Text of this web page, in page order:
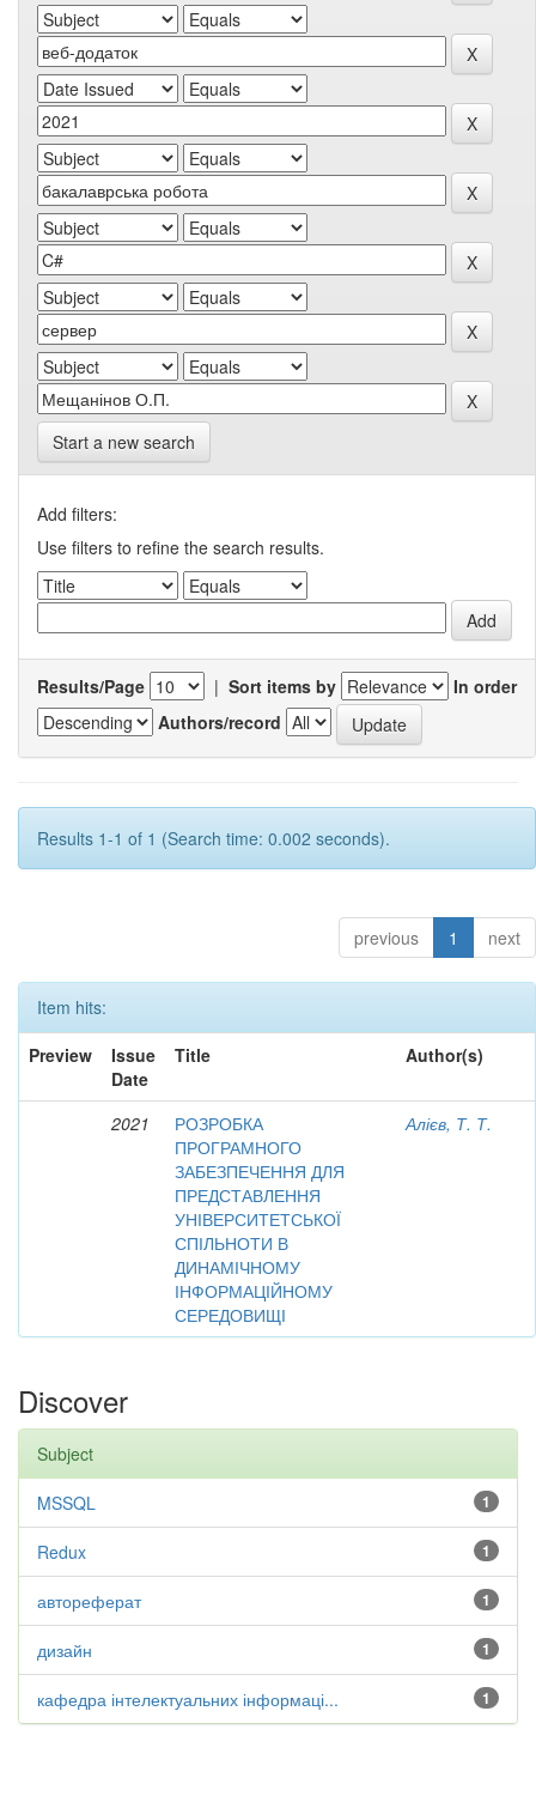
Start a new search
Add filters:
Use filters to refine the search results.
Results/Page | Sort items by
In order
Authors/record
Results 1-1 of 1 (Search time: 0.002 seconds).
previous 1 next
Item hits:
Preview
Issue
Date
Title Author(s)
2021
РОЗРОБКА
ПРОГРАМНОГО
ЗАБЕЗПЕЧЕННЯ ДЛЯ
ПРЕДСТАВЛЕННЯ
УНІВЕРСИТЕТСЬКОЇ
СПІЛЬНОТИ В
ДИНАМІЧНОМУ
ІНФОРМАЦІЙНОМУ
СЕРЕДОВИЩІ
Алієв, Т. Т.
Discover
Subject
1
MSSQL
1
Redux
1
автореферат
1
дизайн
1
кафедра інтелектуальних інформаці...